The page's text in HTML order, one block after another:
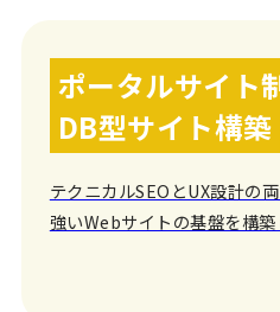
ポータルサイト
DB型サイト構築
テクニカルSEOとUX設計の
強いWebサイトの基盤を構築